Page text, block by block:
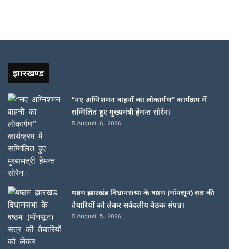
झारखण्ड
“नए अग्निशमन वाहनों का लोकार्पण” कार्यक्रम में
सम्मिलित हुए मुख्यमंत्री हेमन्त सोरेन।
August 6, 2026
षष्ठम झारखंड विधानसभा के षष्ठम (मॉनसून) सत्र की
तैयारियों को लेकर सर्वदलीय बैठक संपन्न।
August 5, 2026